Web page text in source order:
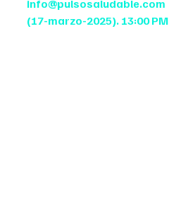
info@pulsosaludable.com
(17-marzo-2025). 13:00 PM